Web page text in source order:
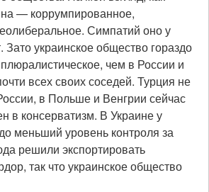
— коррумпированное,
Симпатий оно у
украинское общество гораздо
чем в России и
всех своих соседей. Турция не
в Польше и Венгрии сейчас
в консерватизм. В Украине у
меньший уровень контроля за
решили экспортировать
так что украинское общество